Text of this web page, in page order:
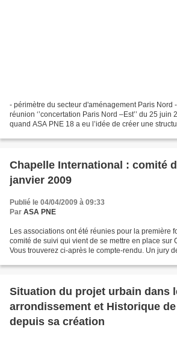
- périmètre du secteur d'aménagement Paris Nord
réunion ‘’concertation Paris Nord –Est’’ du 25 juin
quand ASA PNE 18 a eu l’idée de créer une
Chapelle International : comité
janvier 2009
Publié le 04/04/2009 à 09:33
Par ASA PNE
Les associations ont été réunies pour la première
comité de suivi qui vient de se mettre en place sur
Vous trouverez ci-après le compte-rendu. Un jury
Situation du projet urbain dans
arrondissement et Historique
depuis sa création